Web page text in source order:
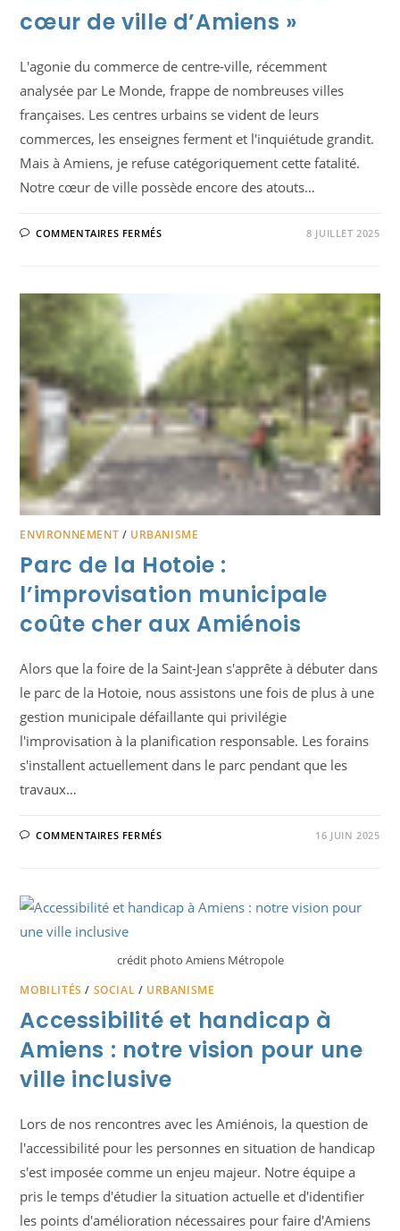
cœur de ville d’Amiens »
L'agonie du commerce de centre-ville, récemment
analysée par Le Monde, frappe de nombreuses villes
françaises. Les centres urbains se vident de leurs
commerces, les enseignes ferment et l'inquiétude grandit.
Mais à Amiens, je refuse catégoriquement cette fatalité.
Notre cœur de ville possède encore des atouts…
COMMENTAIRES FERMÉSSUR
« RÉINVENTONS
CŒUR
VILLE
D’AMIENS »
8 JUILLET 2025
ENVIRONNEMENT / URBANISME
Parc de la Hotoie :
l’improvisation municipale
coûte cher aux Amiénois
Alors que la foire de la Saint-Jean s'apprête à débuter dans
le parc de la Hotoie, nous assistons une fois de plus à une
gestion municipale défaillante qui privilégie
l'improvisation à la planification responsable. Les forains
s'installent actuellement dans le parc pendant que les
travaux…
COMMENTAIRES FERMÉSSUR
L’IMPROVISATION
MUNICIPALE
AMIÉNOIS
16 JUIN 2025
crédit photo Amiens Métropole
MOBILITÉS / SOCIAL / URBANISME
Accessibilité et handicap à
Amiens : notre vision pour une
ville inclusive
Lors de nos rencontres avec les Amiénois, la question de
l'accessibilité pour les personnes en situation de handicap
s'est imposée comme un enjeu majeur. Notre équipe a
pris le temps d'étudier la situation actuelle et d'identifier
les points d'amélioration nécessaires pour faire d'Amiens